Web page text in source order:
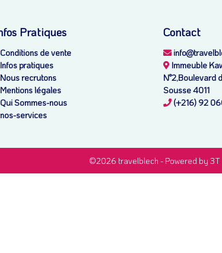
Pratiques
Conditions de vente
Infos pratiques
Nous recrutons
Mentions légales
Qui Sommes-nous
nos-services
Contact
Immeuble
N°2,Boulevard
Sousse 4011
(+216) 92
©2026 travelblech - Powered by 3T